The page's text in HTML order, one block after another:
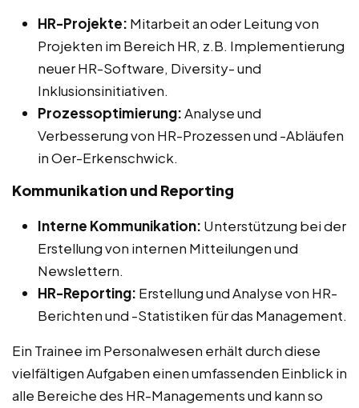
HR-Projekte: Mitarbeit an oder Leitung von
Projekten im Bereich HR, z.B. Implementierung
neuer HR-Software, Diversity- und
Inklusionsinitiativen.
Prozessoptimierung:Analyse und
Verbesserung von HR-Prozessen und -Abläufen
in Oer-Erkenschwick.
Kommunikation und Reporting
Interne Kommunikation: Unterstützung bei der
Erstellung von internen Mitteilungen und
Newslettern.
HR-Reporting: Erstellung und Analyse von HR-
Berichten und -Statistiken für das Management.
Ein Trainee im Personalwesen erhält durch diese
vielfältigen Aufgaben einen umfassenden Einblick in
alle Bereiche des HR-Managements und kann so